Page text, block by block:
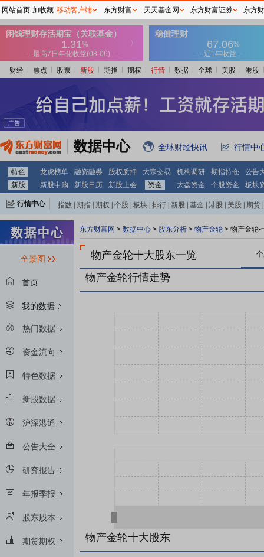
财经 焦点 股票 新股 期指 期权 行情 数据 全球 美股 港股
数据中心 全球财经快讯 行情中
特色 龙虎榜单 融资融券 股权质押 大宗交易 机构调研 期指持仓
公告
新股
新股申购 新股日历 新股上会 资金 大盘资金 个股资金 板块
行情中心 指数 期指 期权 个股 板块 排行 新股 基金 港股 美股 期货
全景图
首页
我的数据
热门数据
资金流向
特色数据
新股数据
沪深港通
公告大全
研究报告
年报季报
股东股本
期货期权
东方财富网 > 数据中心 > 股东分析 > 物产金轮 > 物产金轮-
物产金轮十大股东一览
物产金轮行情走势
物产金轮十大股东
网站首页 加收藏 移动客户端 东方财富 天天基金网 东方财富证券 东方